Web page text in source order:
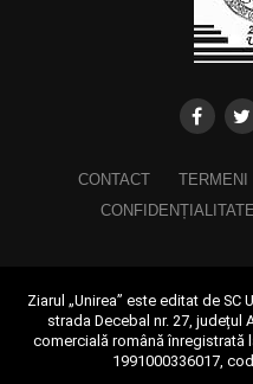
CONTACT
TERMENI
Ziarul „Unirea” este editat de SC
strada Decebal nr. 27,
comercială română înregistrată
1991000336017,